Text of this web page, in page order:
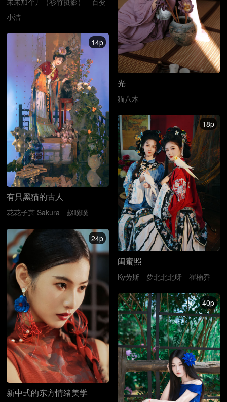
小洁
光
猫八木
14p
有只黑猫的古人
花花子萧 Sakura 赵噗噗
18p
闺蜜照
Ky劳斯 萝北北北呀 崔楠乔
24p
新中式的东方情绪美学
40p